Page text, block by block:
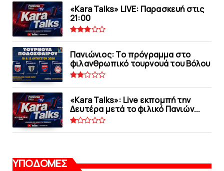
«Kara Talks» LIVE: Παρασκευή στις
21:00
Πανιώνιoς: Tο πρόγραμμα στο
φιλανθρωπικό τουρνουά του Bόλου
«Kara Talks»: Live εκπομπή την
Δευτέρα μετά το φιλικό Πανιών...
ΥΠΟΔΟΜΕΣ